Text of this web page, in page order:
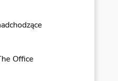
Office